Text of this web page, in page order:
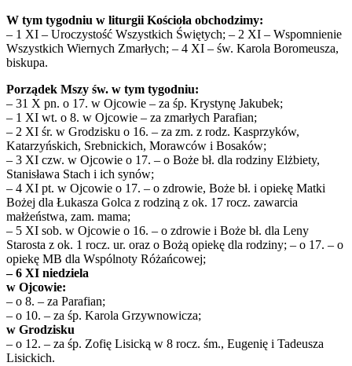
W tym tygodniu w liturgii Kościoła obchodzimy:
– 1 XI – Uroczystość Wszystkich Świętych; – 2 XI – Wspomnienie
Wszystkich Wiernych Zmarłych; – 4 XI – św. Karola Boromeusza,
biskupa.
Porządek Mszy św. w tym tygodniu:
– 31 X pn. o 17. w Ojcowie – za śp. Krystynę Jakubek;
– 1 XI wt. o 8. w Ojcowie – za zmarłych Parafian;
– 2 XI śr. w Grodzisku o 16. – za zm. z rodz. Kasprzyków,
Katarzyńskich, Srebnickich, Morawców i Bosaków;
– 3 XI czw. w Ojcowie o 17. – o Boże bł. dla rodziny Elżbiety,
Stanisława Stach i ich synów;
– 4 XI pt. w Ojcowie o 17. – o zdrowie, Boże bł. i opiekę Matki
Bożej dla Łukasza Golca z rodziną z ok. 17 rocz. zawarcia
małżeństwa, zam. mama;
– 5 XI sob. w Ojcowie o 16. – o zdrowie i Boże bł. dla Leny
Starosta z ok. 1 rocz. ur. oraz o Bożą opiekę dla rodziny; – o 17. – o
opiekę MB dla Wspólnoty Różańcowej;
– 6 XI niedziela
w Ojcowie:
– o 8. – za Parafian;
– o 10. – za śp. Karola Grzywnowicza;
w Grodzisku
– o 12. – za śp. Zofię Lisicką w 8 rocz. śm., Eugenię i Tadeusza
Lisickich.